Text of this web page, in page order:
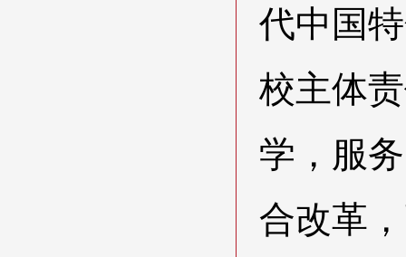
代中国
校主体
学，服
合改革